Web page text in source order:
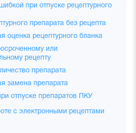
при отпуске рецептурного
препарата без рецепта
оценка рецептурного бланка
или
рецепту
препарата
замена препарата
отпуске препаратов ПКУ
с электронными рецептами